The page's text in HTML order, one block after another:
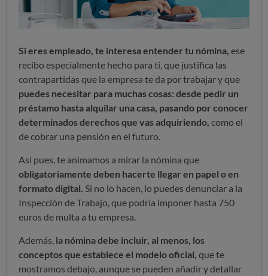
Si eres empleado, te interesa entender tu nómina, ese
recibo especialmente hecho para ti, que justifica las
contrapartidas que la empresa te da por trabajar y que
puedes necesitar para muchas cosas: desde pedir un
préstamo hasta alquilar una casa, pasando por conocer
determinados derechos que vas adquiriendo, como el
de cobrar una pensión en el futuro.
Así pues, te animamos a mirar la nómina que
obligatoriamente deben hacerte llegar en papel o en
formato digital. Si no lo hacen, lo puedes denunciar a la
Inspección de Trabajo, que podría imponer hasta 750
euros de multa a tu empresa.
Además, la nómina debe incluir, al menos, los
conceptos que establece el modelo oficial, que te
mostramos debajo, aunque se pueden añadir y detallar